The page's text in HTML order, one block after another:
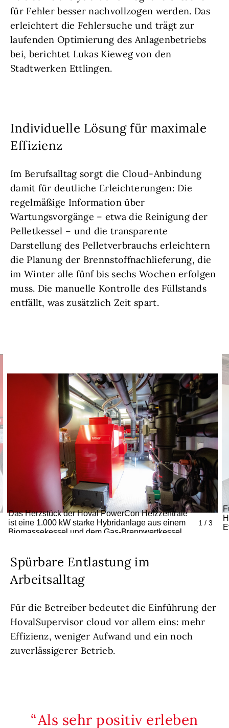
für Fehler besser nachvollzogen werden. Das
erleichtert die Fehlersuche und trägt zur
laufenden Optimierung des Anlagenbetriebs
bei, berichtet Lukas Kieweg von den
Stadtwerken Ettlingen.
Individuelle Lösung für maximale
Effizienz
Im Berufsalltag sorgt die Cloud-Anbindung
damit für deutliche Erleichterungen: Die
regelmäßige Information über
Wartungsvorgänge – etwa die Reinigung der
Pelletkessel – und die transparente
Darstellung des Pelletverbrauchs erleichtern
die Planung der Brennstoffnachlieferung, die
im Winter alle fünf bis sechs Wochen erfolgen
muss. Die manuelle Kontrolle des Füllstands
entfällt, was zusätzlich Zeit spart.
1 / 3
Das Herzstück der Hoval PowerCon Heizzentrale
ist eine 1.000 kW starke Hybridanlage aus einem
Biomassekessel und dem Gas-Brennwertkessel.
Spürbare Entlastung im
Arbeitsalltag
Für die Betreiber bedeutet die Einführung der
HovalSupervisor cloud vor allem eins: mehr
Effizienz, weniger Aufwand und ein noch
zuverlässigerer Betrieb.
Als sehr positiv erleben